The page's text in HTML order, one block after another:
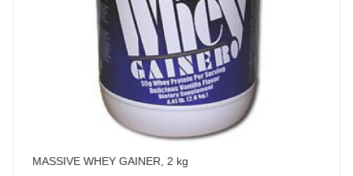
MASSIVE WHEY GAINER, 2 kg